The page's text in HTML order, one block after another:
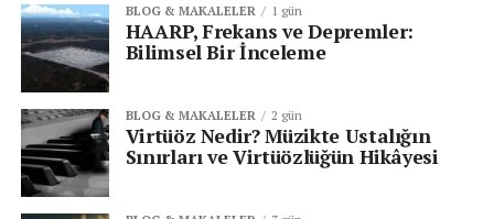
BLOG & MAKALELER 1 gün
HAARP, Frekans ve Depremler:
Bilimsel Bir İnceleme
BLOG & MAKALELER 2 gün
Virtüöz Nedir? Müzikte Ustalığın
Sınırları ve Virtüözlüğün Hikâyesi